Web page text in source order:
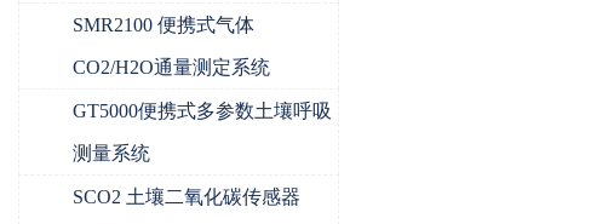
SMR2100 便携式气体
CO2/H2O通量测定系统
GT5000便携式多参数土壤呼吸
测量系统
SCO2 土壤二氧化碳传感器